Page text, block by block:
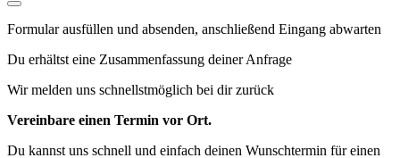
Formular ausfüllen und absenden, anschließend Eingang abwarten
Du erhältst eine Zusammenfassung deiner Anfrage
Wir melden uns schnellstmöglich bei dir zurück
Vereinbare einen Termin vor Ort.
Du kannst uns schnell und einfach deinen Wunschtermin für einen